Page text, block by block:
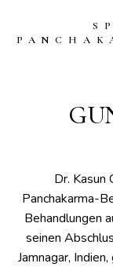
Dr. Kasun
Panchakarma-
Behandlungen
seinen
Jamnagar,